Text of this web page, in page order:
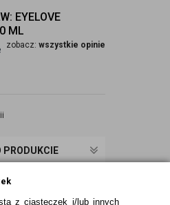
z ciasteczek i/lub innych
EYELOVE
ML
zobacz: wszystkie opinie
PRODUKCIE